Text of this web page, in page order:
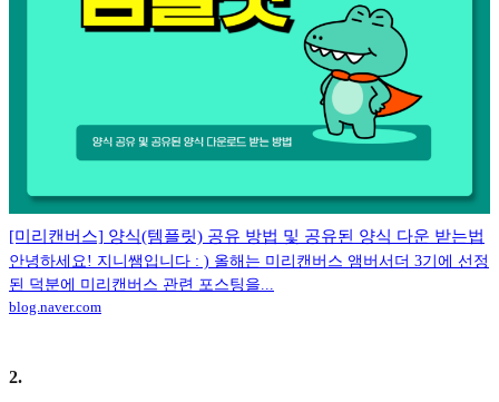
[미리캔버스] 양식(템플릿) 공유 방법 및 공유된 양식 다운 받는법
안녕하세요! 지니쌤입니다 : ) 올해는 미리캔버스 앰버서더 3기에 선정
된 덕분에 미리캔버스 관련 포스팅을...
blog.naver.com
2.